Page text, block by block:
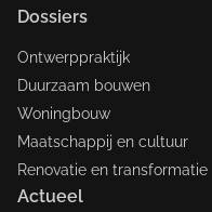
Dossiers
Ontwerppraktijk
Duurzaam bouwen
Woningbouw
Maatschappij en cultuur
Renovatie en transformatie
Actueel